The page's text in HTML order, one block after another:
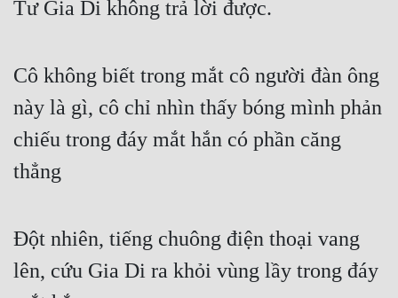
Tư Gia Di không trả lời được.
Cô không biết trong mắt cô người đàn ông
này là gì, cô chỉ nhìn thấy bóng mình phản
chiếu trong đáy mắt hắn có phần căng
thẳng
Đột nhiên, tiếng chuông điện thoại vang
lên, cứu Gia Di ra khỏi vùng lầy trong đáy